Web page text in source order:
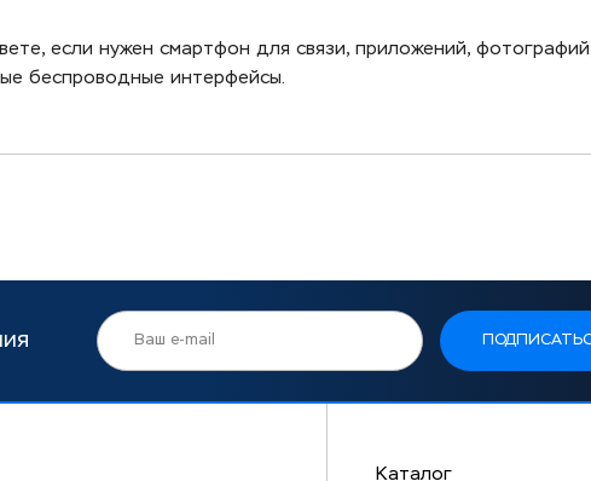
если нужен смартфон для связи, приложений,
беспроводные интерфейсы.
Каталог